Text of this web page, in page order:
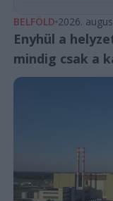
BELFÖLD 2026.
Enyhül a
mindig csak a